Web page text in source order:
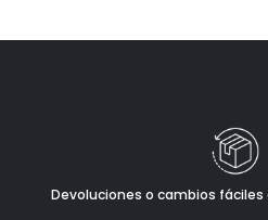
Devoluciones o cambios